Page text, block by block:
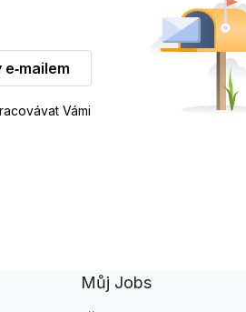
Vámi
Můj Jobs